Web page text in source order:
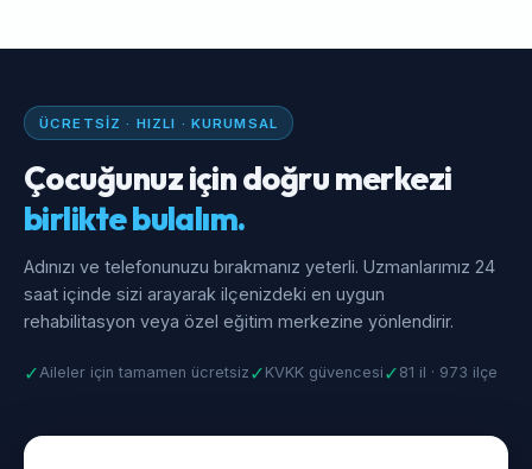
ÜCRETSIZ · HIZLI · KURUMSAL
Çocuğunuz için doğru merkezi
birlikte bulalım.
Adınızı ve telefonunuzu bırakmanız yeterli. Uzmanlarımız 24
saat içinde sizi arayarak ilçenizdeki en uygun
rehabilitasyon veya özel eğitim merkezine yönlendirir.
✓Aileler için tamamen ücretsiz ✓ KVKK güvencesi ✓ 81 il · 973 ilçe